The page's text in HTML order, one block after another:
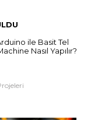
ile Basit Tel
Nasıl Yapılır?